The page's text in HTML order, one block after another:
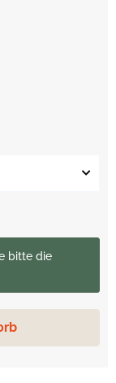
bitte die